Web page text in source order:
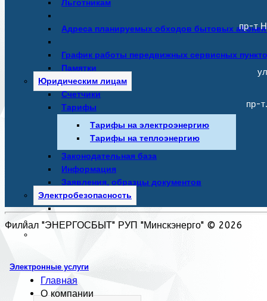
Льготникам
Адреса планируемых обходов бытовых
График работы передвижных сервисных
Памятки
Юридическим лицам
Счетчики
Тарифы
Тарифы на электроэнергию
Тарифы на теплоэнергию
Законодательная база
Информация
Заявления, образцы документов
Электробезопасность
Электронные услуги
пр-т
пр-
Филиал "ЭНЕРГОСБЫТ" РУП "Минскэнерго" © 2026
Главная
О компании